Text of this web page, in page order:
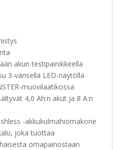
akun testipainikkeella
3-värisellä LED-näytöllä
muovilaatikossa
4,0 Ah:n akut ja 8 A:n
-akkukulmahiomakone
joka tuottaa
omapainostaan